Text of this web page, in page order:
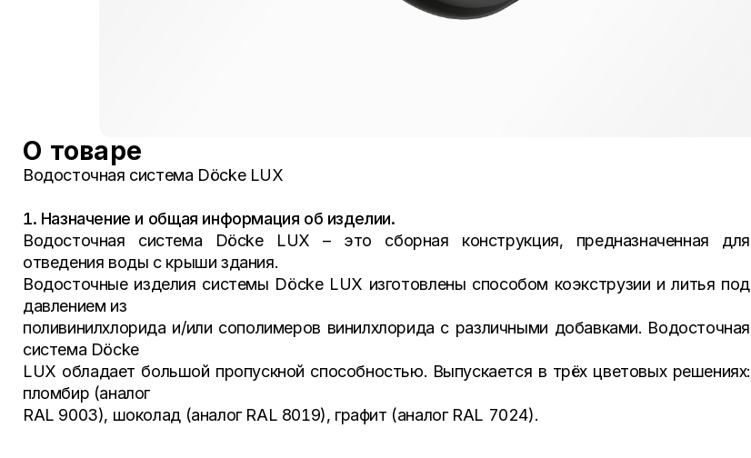
О товаре
Водосточная система Döcke LUX
1. Назначение и общая информация об изделии.
Водосточная система Döcke LUX – это сборная конструкция, предназначенная для
отведения воды с крыши здания.
Водосточные изделия системы Döcke LUX изготовлены способом коэкструзии и литья под
давлением из
поливинилхлорида и/или сополимеров винилхлорида с различными добавками. Водосточная
система Döcke
LUX обладает большой пропускной способностью. Выпускается в трёх цветовых решениях:
пломбир (аналог
RAL 9003), шоколад (аналог RAL 8019), графит (аналог RAL 7024).